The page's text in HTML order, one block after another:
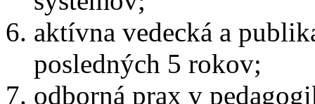
aktívna vedecká a
posledných 5 rokov;
odborná prax v